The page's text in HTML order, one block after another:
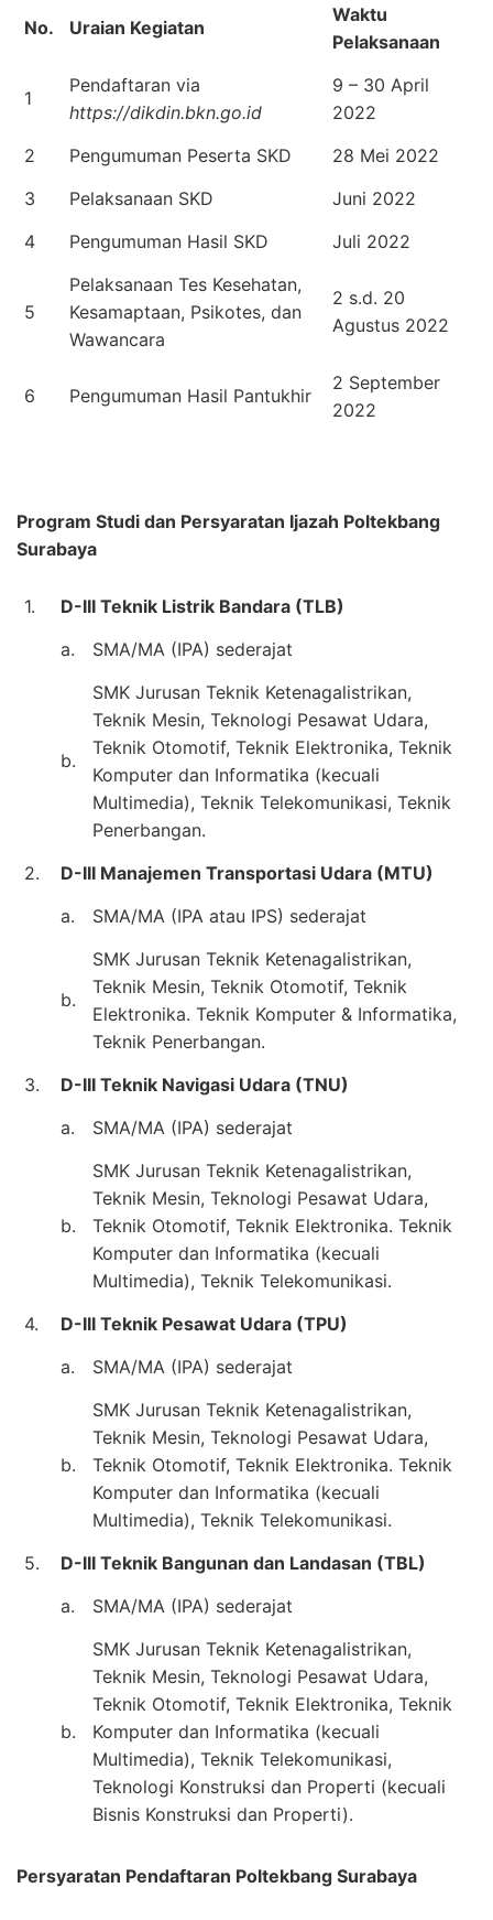
No. Uraian Kegiatan
Waktu
Pelaksanaan
1
Pendaftaran via
https://dikdin.bkn.go.id
9 – 30 April
2022
2
Pengumuman Peserta SKD
28 Mei 2022
3
Pelaksanaan SKD
Juni 2022
4
Pengumuman Hasil SKD Juli 2022
5
Pelaksanaan Tes Kesehatan,
Kesamaptaan, Psikotes, dan
Wawancara
2 s.d. 20
Agustus 2022
6 Pengumuman Hasil Pantukhir
2 September
2022
Program Studi dan Persyaratan Ijazah Poltekbang
Surabaya
1.
D-III Teknik Listrik Bandara (TLB)
a.
SMA/MA (IPA) sederajat
b.
SMK Jurusan Teknik Ketenagalistrikan,
Teknik Mesin, Teknologi Pesawat Udara,
Teknik Otomotif, Teknik Elektronika, Teknik
Komputer dan Informatika (kecuali
Multimedia), Teknik Telekomunikasi, Teknik
Penerbangan.
2.
D-III Manajemen Transportasi Udara (MTU)
a.
SMA/MA (IPA atau IPS) sederajat
b.
SMK Jurusan Teknik Ketenagalistrikan,
Teknik Mesin, Teknik Otomotif, Teknik
Elektronika. Teknik Komputer & Informatika,
Teknik Penerbangan.
3.
D-III Teknik Navigasi Udara (TNU)
a.
SMA/MA (IPA) sederajat
b.
SMK Jurusan Teknik Ketenagalistrikan,
Teknik Mesin, Teknologi Pesawat Udara,
Teknik Otomotif, Teknik Elektronika. Teknik
Komputer dan Informatika (kecuali
Multimedia), Teknik Telekomunikasi.
4.
D-III Teknik Pesawat Udara (TPU)
a.
SMA/MA (IPA) sederajat
b.
SMK Jurusan Teknik Ketenagalistrikan,
Teknik Mesin, Teknologi Pesawat Udara,
Teknik Otomotif, Teknik Elektronika. Teknik
Komputer dan Informatika (kecuali
Multimedia), Teknik Telekomunikasi.
5.
D-III Teknik Bangunan dan Landasan (TBL)
a.
SMA/MA (IPA) sederajat
b.
SMK Jurusan Teknik Ketenagalistrikan,
Teknik Mesin, Teknologi Pesawat Udara,
Teknik Otomotif, Teknik Elektronika, Teknik
Komputer dan Informatika (kecuali
Multimedia), Teknik Telekomunikasi,
Teknologi Konstruksi dan Properti (kecuali
Bisnis Konstruksi dan Properti).
Persyaratan Pendaftaran Poltekbang Surabaya